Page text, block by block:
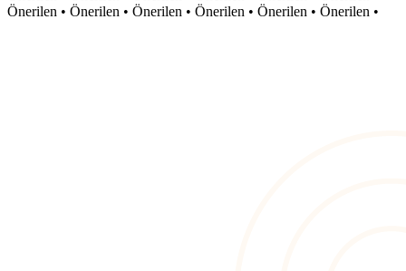
Önerilen • Önerilen • Önerilen • Önerilen • Önerilen • Önerilen •